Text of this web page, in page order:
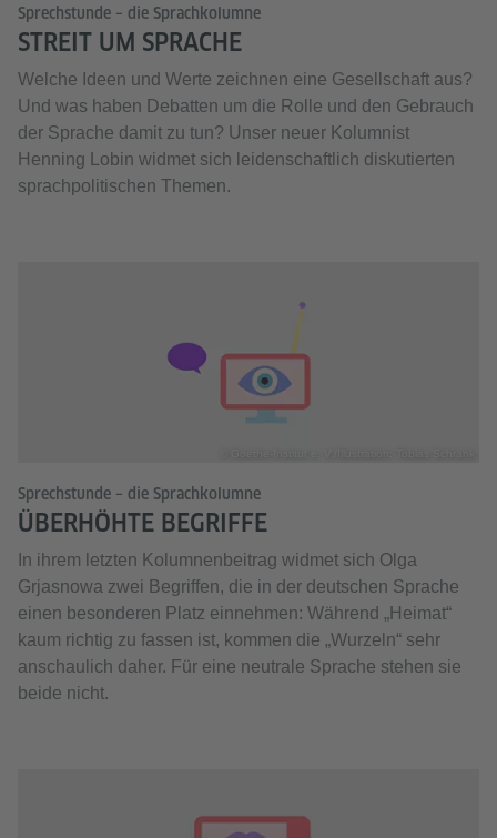
Sprechstunde – die Sprachkolumne
STREIT UM SPRACHE
Welche Ideen und Werte zeichnen eine Gesellschaft aus?
Und was haben Debatten um die Rolle und den Gebrauch
der Sprache damit zu tun? Unser neuer Kolumnist
Henning Lobin widmet sich leidenschaftlich diskutierten
sprachpolitischen Themen.
Sprechstunde – die Sprachkolumne
ÜBERHÖHTE BEGRIFFE
In ihrem letzten Kolumnenbeitrag widmet sich Olga
Grjasnowa zwei Begriffen, die in der deutschen Sprache
einen besonderen Platz einnehmen: Während „Heimat“
kaum richtig zu fassen ist, kommen die „Wurzeln“ sehr
anschaulich daher. Für eine neutrale Sprache stehen sie
beide nicht.